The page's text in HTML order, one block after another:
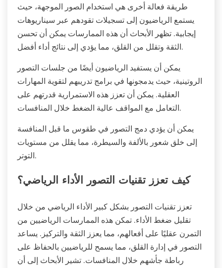
طريقة فعالة أخرى هي استخدام الصور الموجهة، حيث
يستمع الرياضيون إلى تسجيلات تقودهم عبر سيناريوهات
إيجابية. تظهر الأبحاث أن هذه الممارسات يمكن أن تحسن
الثقة وتقلل من القلق، مما يؤدي إلى نتائج أداء أفضل.
يمكن أن يستفيد الرياضيون أيضًا من جلسات التصور
الروتينية، حيث يدمجونها في برامج تدريبهم لتقوية المهارات
العقلية. يمكن أن تعزز هذه الاستمرارية قدرتهم على
التعامل مع المواقف عالية الضغط خلال المنافسات.
يمكن أن يؤدي دمج التصور في طقوس ما قبل المنافسة
إلى خلق شعور بالألفة والسيطرة، مما يقلل من مستويات
التوتر.
كيف تعزز تقنيات التصور الأداء الرياضي؟
تعزز تقنيات التصور بشكل كبير الأداء الرياضي من خلال
تقليل ضغط الأداء. تمكن هذه الممارسات الرياضيين من
التمرن عقليًا على أفعالهم، مما يعزز الثقة والتركيز. يساعد
التصور في إدارة القلق، مما يسمح للرياضيين بالحفاظ على
رباطة جأشهم خلال المنافسات. تشير الأبحاث إلى أن